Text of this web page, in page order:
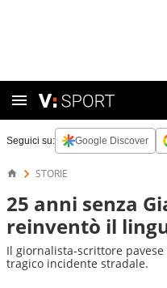
Seguici su: Google Discover
STORIE
25 anni senza
reinventò il
Il giornalista-scrittore
tragico incidente stradale.